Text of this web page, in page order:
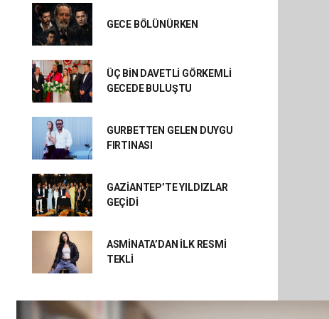
GECE BÖLÜNÜRKEN
ÜÇ BİN DAVETLİ GÖRKEMLİ
GECEDE BULUŞTU
GURBETTEN GELEN DUYGU
FIRTINASI
GAZİANTEP’TE YILDIZLAR
GEÇİDİ
ASMİNATA’DAN İLK RESMİ
TEKLİ